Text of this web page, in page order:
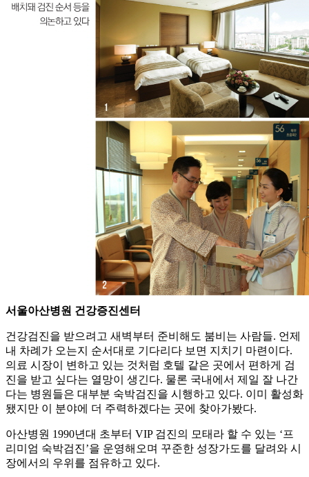
서울아산병원 건강증진센터
건강검진을 받으려고 새벽부터 준비해도 붐비는 사람들. 언제
내 차례가 오는지 순서대로 기다리다 보면 지치기 마련이다.
의료 시장이 변하고 있는 것처럼 호텔 같은 곳에서 편하게 검
진을 받고 싶다는 열망이 생긴다. 물론 국내에서 제일 잘 나간
다는 병원들은 대부분 숙박검진을 시행하고 있다. 이미 활성화
됐지만 이 분야에 더 주력하겠다는 곳에 찾아가봤다.
아산병원 1990년대 초부터 VIP 검진의 모태라 할 수 있는 ‘프
리미엄 숙박검진’을 운영해오며 꾸준한 성장가도를 달려와 시
장에서의 우위를 점유하고 있다.